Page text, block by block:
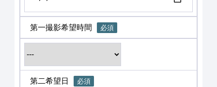
第一撮影希望時間 必須
第二希望日 必須